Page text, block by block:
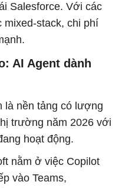
Salesforce. Với các
stack, chi phí
AI Agent dành
là nền tảng có lượng
trường năm 2026 với
hoạt động.
nằm ở việc Copilot
vào Teams,